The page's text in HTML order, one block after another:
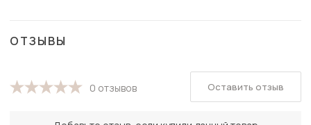
ОТЗЫВЫ
0 отзывов Оставить отзыв